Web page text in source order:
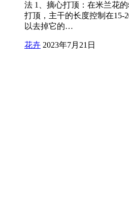
法 1、摘心打顶：在米兰花
打顶，主干的长度控制在15-
以去掉它的…
花卉 2023年7月21日